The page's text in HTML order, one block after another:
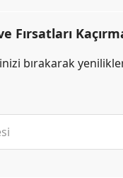
Fırsatları
bırakarak